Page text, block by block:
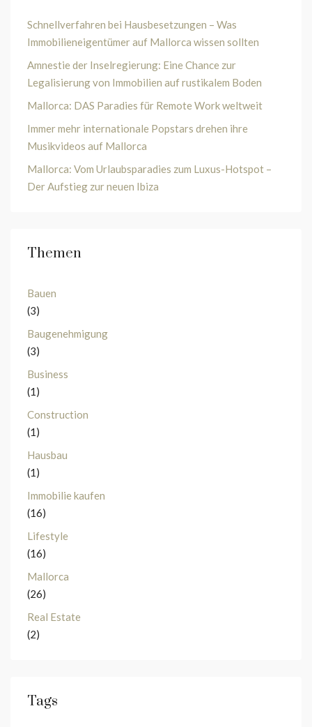
Schnellverfahren bei Hausbesetzungen – Was
Immobilieneigentümer auf Mallorca wissen sollten
Amnestie der Inselregierung: Eine Chance zur
Legalisierung von Immobilien auf rustikalem Boden
Mallorca: DAS Paradies für Remote Work weltweit
Immer mehr internationale Popstars drehen ihre
Musikvideos auf Mallorca
Mallorca: Vom Urlaubsparadies zum Luxus-Hotspot –
Der Aufstieg zur neuen Ibiza
Themen
Bauen
(3)
Baugenehmigung
(3)
Business
(1)
Construction
(1)
Hausbau
(1)
Immobilie kaufen
(16)
Lifestyle
(16)
Mallorca
(26)
Real Estate
(2)
Tags